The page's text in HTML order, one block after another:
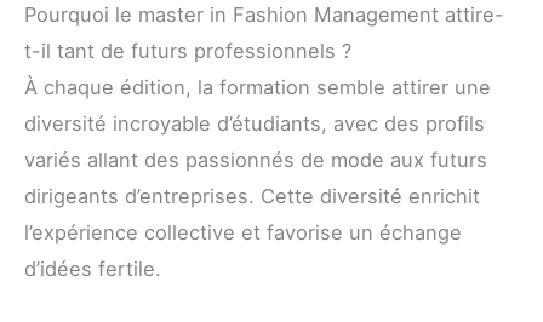
Pourquoi le master in Fashion Management attire-
t-il tant de futurs professionnels ?
À chaque édition, la formation semble attirer une
diversité incroyable d’étudiants, avec des profils
variés allant des passionnés de mode aux futurs
dirigeants d’entreprises. Cette diversité enrichit
l’expérience collective et favorise un échange
d’idées fertile.